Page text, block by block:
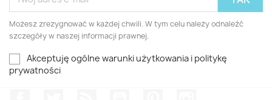
Możesz zrezygnować w każdej chwili. W tym celu należy odnaleźć
szczegóły w naszej informacji prawnej.
Akceptuję ogólne warunki użytkowania i politykę
prywatności